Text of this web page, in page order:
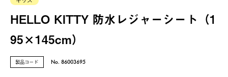
HELLO KITTY 防水レジャーシート（1
95×145cm）
製品コード No. 86003695